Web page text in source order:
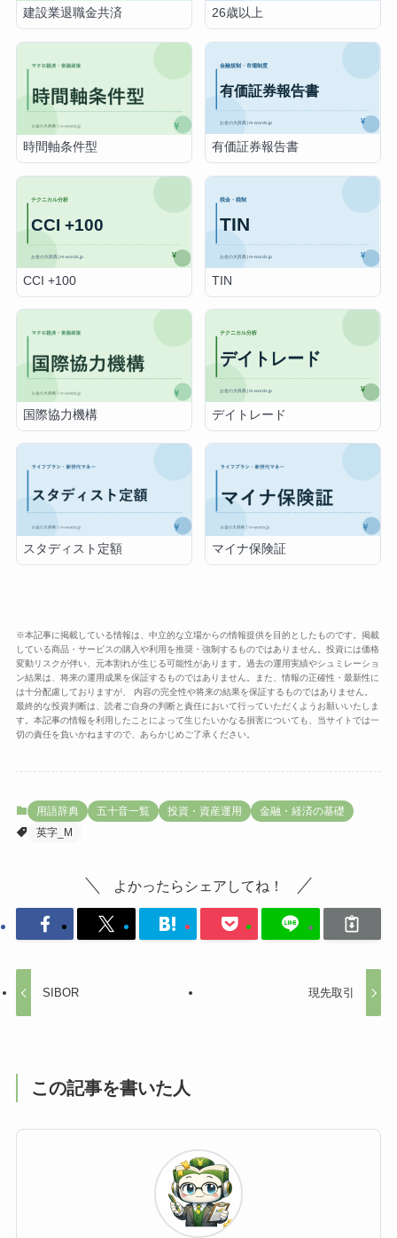
建設業退職金共済 26歳以上
時間軸条件型 有価証券報告書
CCI +100 TIN
国際協力機構 デイトレード
スタディスト定額 マイナ保険証
※本記事に掲載している情報は、中立的な立場からの情報提供を目的としたものです。掲載
している商品・サービスの購入や利用を推奨・強制するものではありません。投資には価格
変動リスクが伴い、元本割れが生じる可能性があります。過去の運用実績やシュミレーショ
ン結果は、将来の運用成果を保証するものではありません。また、情報の正確性・最新性に
は十分配慮しておりますが、 内容の完全性や将来の結果を保証するものではありません。
最終的な投資判断は、読者ご自身の判断と責任において行っていただくようお願いいたしま
す。本記事の情報を利用したことによって生じたいかなる損害についても、当サイトでは一
切の責任を負いかねますので、あらかじめご了承ください。
用語辞典 五十音一覧 投資・資産運用
金融・経済の基礎
英字_M
よかったらシェアしてね！
SIBOR 現先取引
この記事を書いた人